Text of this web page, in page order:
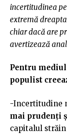
incertitudinea
extremă
chiar dacă are
avertizează
Pentru
populist
-Incertitudine
mai prudenți
capitalul